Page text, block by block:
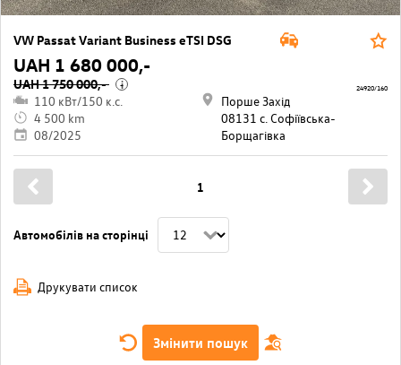
VW Passat Variant Business eTSI DSG
UAH 1 680 000,-
UAH 1 750 000,- i
110 кВт/150 к.с.
4 500 km
08/2025
Порше Захід
08131 с. Софіївська-
Борщагівкa
24920/160
Автомобілів на сторінці
1
Друкувати список
Змінити пошук